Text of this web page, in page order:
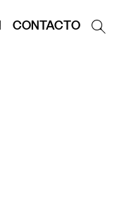
CONTACTO